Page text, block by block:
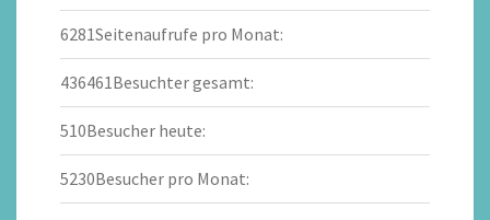
6281Seitenaufrufe pro Monat:
436461 Besuchter gesamt:
510Besucher heute:
5230Besucher pro Monat: